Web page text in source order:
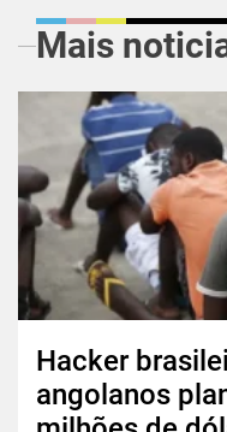
Mais
Hacker
angolanos